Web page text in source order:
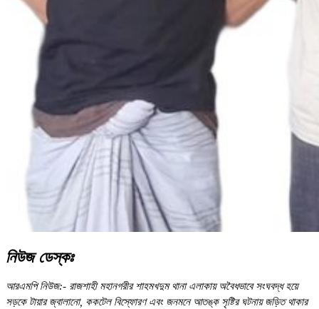
নিউজ ডেস্কঃ
আরএমপি নিউজ:- রাজশাহী মহানগরীর শাহমখদুম থানা এলাকায় অবৈধভাবে সংঘবদ্ধ হয়ে
সড়কে টায়ার জ্বালানো, ককটেল বিস্ফোরণ এবং জনমনে আতঙ্ক সৃষ্টির ঘটনায় জড়িত থাকার